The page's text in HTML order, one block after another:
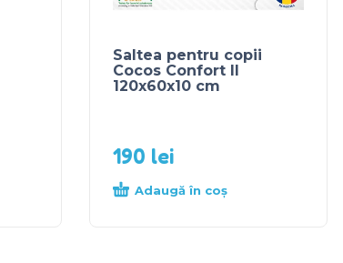
Saltea pentru copii
Cocos Confort II
120x60x10 cm
190 lei
Adaugă în coș